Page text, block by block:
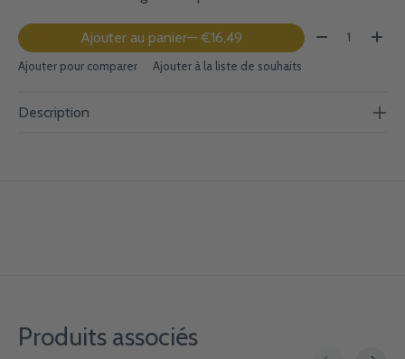
Ajouter au panier — €16,49 Quantité:
Ajouter pour comparer Ajouter à la liste de souhaits
Description
Produits associés